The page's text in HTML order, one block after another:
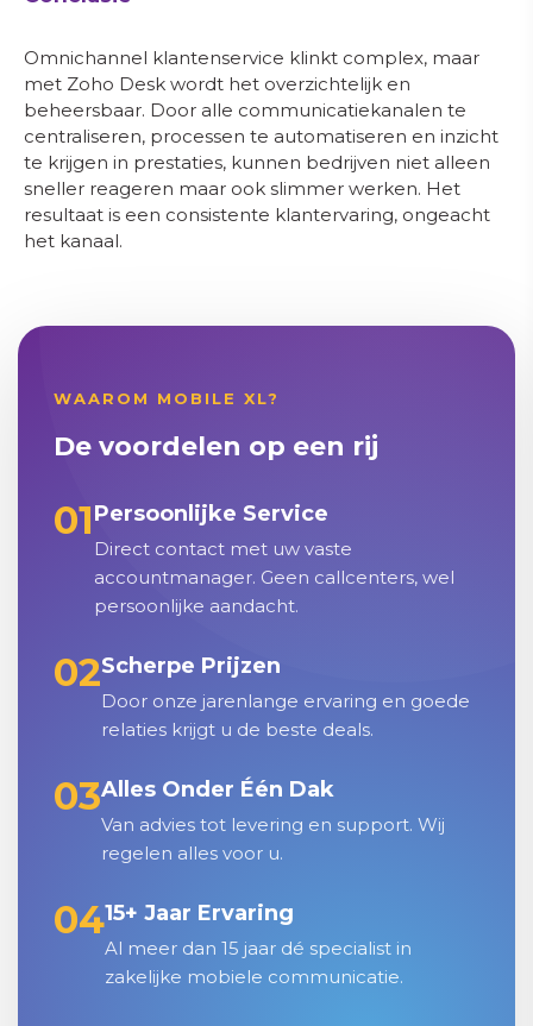
Omnichannel klantenservice klinkt complex, maar
met Zoho Desk wordt het overzichtelijk en
beheersbaar. Door alle communicatiekanalen te
centraliseren, processen te automatiseren en inzicht
te krijgen in prestaties, kunnen bedrijven niet alleen
sneller reageren maar ook slimmer werken. Het
resultaat is een consistente klantervaring, ongeacht
het kanaal.
WAAROM MOBILE XL?
De voordelen op een rij
01Persoonlijke Service
Direct contact met uw vaste
accountmanager. Geen callcenters, wel
persoonlijke aandacht.
02Scherpe Prijzen
Door onze jarenlange ervaring en goede
relaties krijgt u de beste deals.
03Alles Onder Één Dak
Van advies tot levering en support. Wij
regelen alles voor u.
0415+ Jaar Ervaring
Al meer dan 15 jaar dé specialist in
zakelijke mobiele communicatie.